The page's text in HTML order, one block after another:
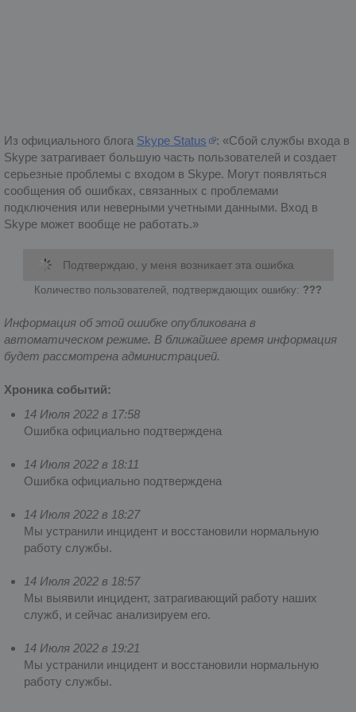
Из официального блога Skype Status :
Сбой службы входа в
Skype затрагивает большую часть пользователей и создает
серьезные проблемы с входом в Skype. Могут появляться
сообщения об ошибках, связанных с проблемами
подключения или неверными учетными данными. Вход в
Skype может вообще не работать.
Подтверждаю, у меня возникает эта ошибка
Количество пользователей, подтверждающих ошибку: ???
Информация об этой ошибке опубликована в
автоматическом режиме. В ближайшее время информация
будет рассмотрена администрацией.
Хроника событий:
14 Июля 2022 в 17:58
Ошибка официально подтверждена
14 Июля 2022 в 18:11
Ошибка официально подтверждена
14 Июля 2022 в 18:27
Мы устранили инцидент и восстановили нормальную
работу службы.
14 Июля 2022 в 18:57
Мы выявили инцидент, затрагивающий работу наших
служб, и сейчас анализируем его.
14 Июля 2022 в 19:21
Мы устранили инцидент и восстановили нормальную
работу службы.